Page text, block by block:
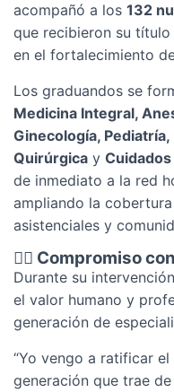
acompañó a los 132
que recibieron su
en el fortalecimiento
Los graduandos se
Medicina Integral,
Ginecología,
Quirúrgica y
de inmediato a la red
ampliando la
asistenciales y
👨‍⚕️ Compromiso
Durante su
el valor humano y
generación de
“Yo vengo a ratificar
generación que trae